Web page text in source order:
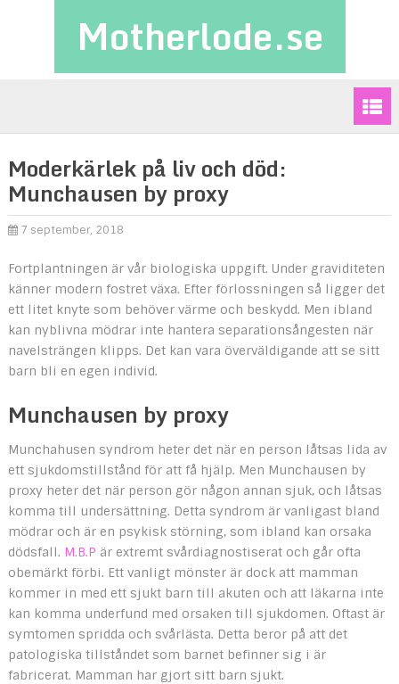
Motherlode.se
Moderkärlek på liv och död:
Munchausen by proxy
7 september, 2018
Fortplantningen är vår biologiska uppgift. Under graviditeten
känner modern fostret växa. Efter förlossningen så ligger det
ett litet knyte som behöver värme och beskydd. Men ibland
kan nyblivna mödrar inte hantera separationsångesten när
navelsträngen klipps. Det kan vara överväldigande att se sitt
barn bli en egen individ.
Munchausen by proxy
Munchahusen syndrom heter det när en person låtsas lida av
ett sjukdomstillstånd för att få hjälp. Men Munchausen by
proxy heter det när person gör någon annan sjuk, och låtsas
komma till undersättning. Detta syndrom är vanligast bland
mödrar och är en psykisk störning, som ibland kan orsaka
dödsfall. M.B.P är extremt svårdiagnostiserat och går ofta
obemärkt förbi. Ett vanligt mönster är dock att mamman
kommer in med ett sjukt barn till akuten och att läkarna inte
kan komma underfund med orsaken till sjukdomen. Oftast är
symtomen spridda och svårlästa. Detta beror på att det
patologiska tillståndet som barnet befinner sig i är
fabricerat. Mamman har gjort sitt barn sjukt.